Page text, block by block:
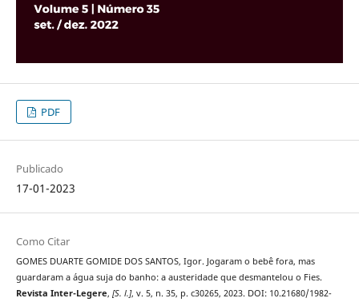
PDF
Publicado
17-01-2023
Como Citar
GOMES DUARTE GOMIDE DOS SANTOS, Igor. Jogaram o bebê fora, mas
guardaram a água suja do banho: a austeridade que desmantelou o Fies.
Revista Inter-Legere, [S. l.], v. 5, n. 35, p. c30265, 2023. DOI: 10.21680/1982-